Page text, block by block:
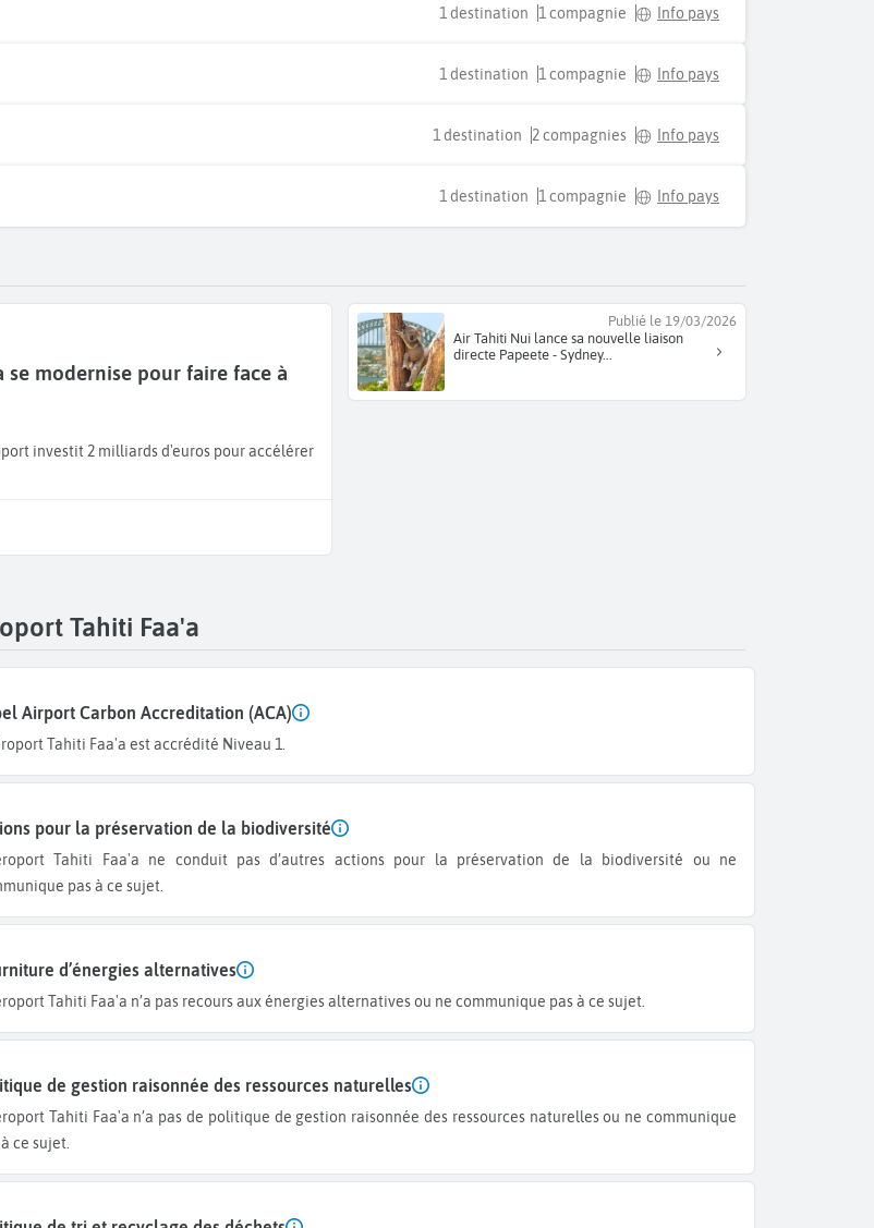
1 destination 1 compagnie Info pays
1 destination 1 compagnie Info pays
1 destination 2 compagnies Info pays
1 destination 1 compagnie Info pays
se modernise pour faire face à
Air Tahiti Nui lance sa nouvelle liaison
directe Papeete - Sydney...
Publié le 19/03/2026
Tahiti Faa'a
Airport Carbon Accreditation (ACA)
Tahiti Faa'a est accrédité Niveau 1.
pour la préservation de la biodiversité
pas à ce sujet.
d’énergies alternatives
Tahiti Faa'a n’a pas recours aux énergies alternatives ou ne communique pas à ce sujet.
de gestion raisonnée des ressources naturelles
ce sujet.